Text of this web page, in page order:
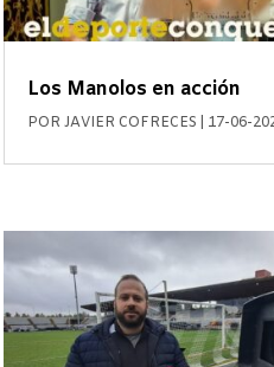
Los Manolos en acción
POR JAVIER COFRECES 17-06-